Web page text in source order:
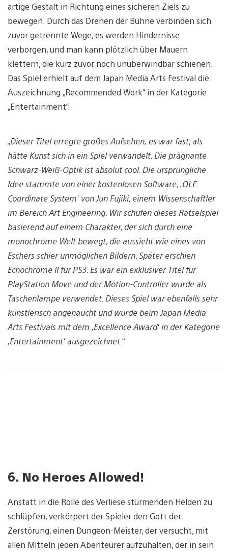
artige Gestalt in Richtung eines sicheren Ziels zu
bewegen. Durch das Drehen der Bühne verbinden sich
zuvor getrennte Wege, es werden Hindernisse
verborgen, und man kann plötzlich über Mauern
klettern, die kurz zuvor noch unüberwindbar schienen.
Das Spiel erhielt auf dem Japan Media Arts Festival die
Auszeichnung „Recommended Work“ in der Kategorie
„Entertainment“.
„Dieser Titel erregte großes Aufsehen; es war fast, als
hätte Kunst sich in ein Spiel verwandelt. Die prägnante
Schwarz-Weiß-Optik ist absolut cool. Die ursprüngliche
Idee stammte von einer kostenlosen Software, ‚OLE
Coordinate System‘ von Jun Fujiki, einem Wissenschaftler
im Bereich Art Engineering. Wir schufen dieses Rätselspiel
basierend auf einem Charakter, der sich durch eine
monochrome Welt bewegt, die aussieht wie eines von
Eschers schier unmöglichen Bildern. Später erschien
Echochrome II für PS3. Es war ein exklusiver Titel für
PlayStation Move und der Motion-Controller wurde als
Taschenlampe verwendet. Dieses Spiel war ebenfalls sehr
künstlerisch angehaucht und wurde beim Japan Media
Arts Festivals mit dem ‚Excellence Award‘ in der Kategorie
‚Entertainment‘ ausgezeichnet.“
6. No Heroes Allowed!
Anstatt in die Rolle des Verliese stürmenden Helden zu
schlüpfen, verkörpert der Spieler den Gott der
Zerstörung, einen Dungeon-Meister, der versucht, mit
allen Mitteln jeden Abenteurer aufzuhalten, der in sein